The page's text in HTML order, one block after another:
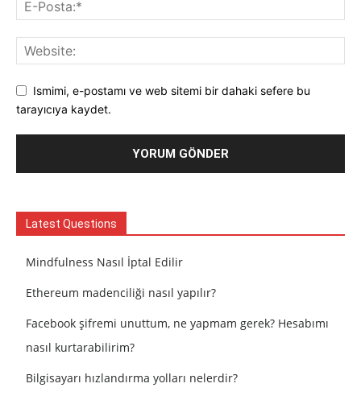
Ismimi, e-postamı ve web sitemi bir dahaki sefere bu
tarayıcıya kaydet.
Latest Questions
Mindfulness Nasıl İptal Edilir
Ethereum madenciliği nasıl yapılır?
Facebook şifremi unuttum, ne yapmam gerek? Hesabımı
nasıl kurtarabilirim?
Bilgisayarı hızlandırma yolları nelerdir?